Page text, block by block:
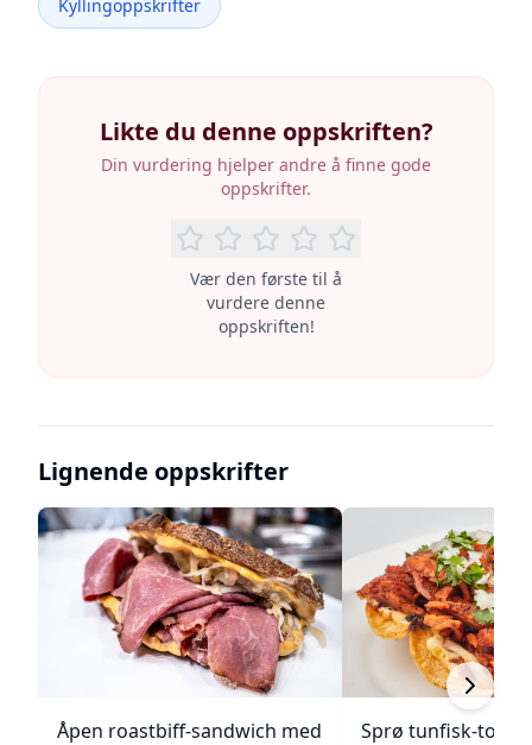
Kyllingoppskrifter
Likte du denne oppskriften?
Din vurdering hjelper andre å finne gode
oppskrifter.
Vær den første til å
vurdere denne
oppskriften!
Lignende oppskrifter
Åpen roastbiff-sandwich med
Sprø tunfisk-